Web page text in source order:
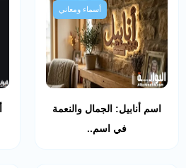
أسماء ومعاني
اسم أنابيل: الجمال والنعمة
في اسم..